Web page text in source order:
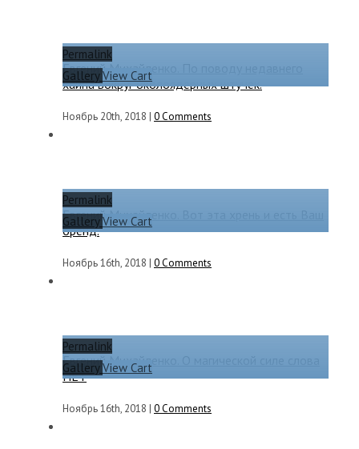
Permalink
GalleryView Cart
Евгений Михайленко. По поводу недавнего
хайпа вокруг околоядерных штучек.
Ноябрь 20th, 2018 | 0 Comments
Permalink
GalleryView Cart
Евгений Михайленко. Вот эта хрень и есть Ваш
бренд.
Ноябрь 16th, 2018 | 0 Comments
Permalink
GalleryView Cart
Евгений Михайленко. О магической силе слова
НЕТ
Ноябрь 16th, 2018 | 0 Comments